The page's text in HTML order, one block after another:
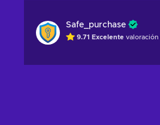
Safe_purchase
9.71 Excelente valoración